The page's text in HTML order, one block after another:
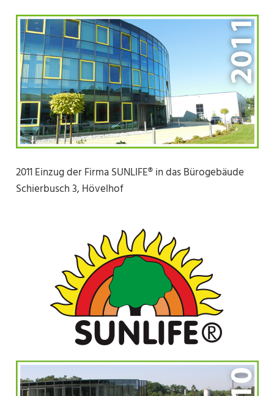
2011 Einzug der Firma SUNLIFE® in das Bürogebäude
Schierbusch 3, Hövelhof